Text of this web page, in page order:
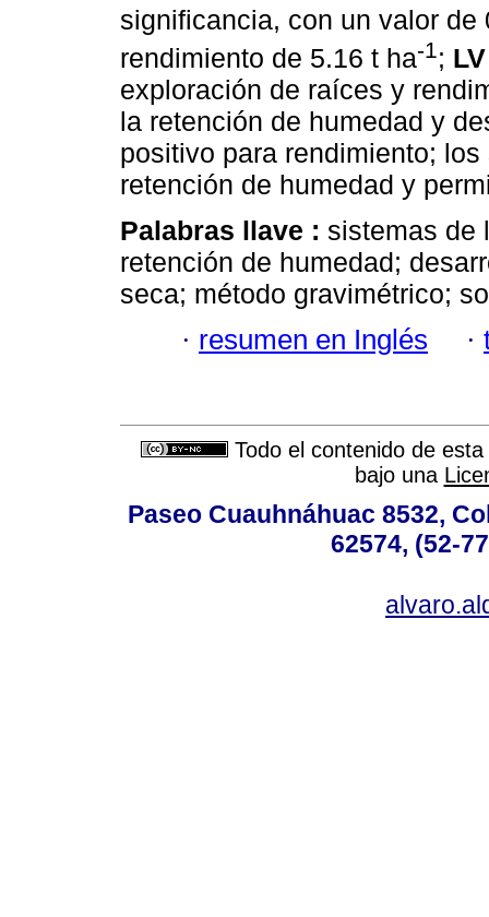
significancia, con un valor de
rendimiento de 5.16 t ha-1 ; LV
exploración de raíces y
la retención de humedad y
positivo para rendimiento;
retención de humedad y
Palabras llave : sistemas de
retención de humedad;
seca; método gravimétrico;
· resumen en Inglés ·
Todo el contenido de
bajo una
Paseo Cuauhnáhuac 8532,
62574, (52-